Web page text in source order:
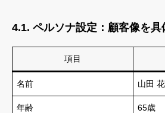
4.1. ペルソナ設定：顧客像を具
項目
名前 山田
年齢 65歳